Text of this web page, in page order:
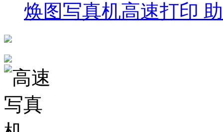
焕图写真机高速打印